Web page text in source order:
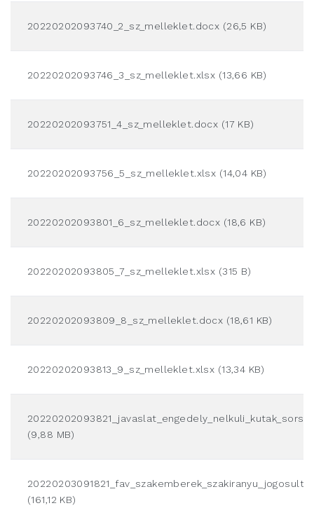
20220202093740_2_sz_melleklet.docx (26,5 KB)
20220202093746_3_sz_melleklet.xlsx (13,66 KB)
20220202093751_4_sz_melleklet.docx (17 KB)
20220202093756_5_sz_melleklet.xlsx (14,04 KB)
20220202093801_6_sz_melleklet.docx (18,6 KB)
20220202093805_7_sz_melleklet.xlsx (315 B)
20220202093809_8_sz_melleklet.docx (18,61 KB)
20220202093813_9_sz_melleklet.xlsx (13,34 KB)
(9,88 MB)
(161,12 KB)